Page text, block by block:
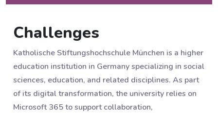
Challenges
Katholische Stiftungshochschule München is a higher
education institution in Germany specializing in social
sciences, education, and related disciplines. As part
of its digital transformation, the university relies on
Microsoft 365 to support collaboration,